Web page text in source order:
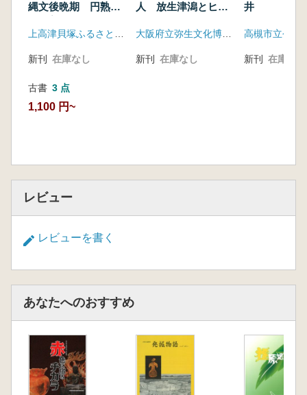
縄文後晩期 円熟の
上高津貝塚ふるさと歴史の広場
新刊 在庫なし
古書 3 点
1,100 円~
人 放生津潟とヒス
大阪府立弥生文化博物館
新刊 在庫なし
井
新刊 在庫なし
レビュー
レビューを書く
あなたへのおすすめ